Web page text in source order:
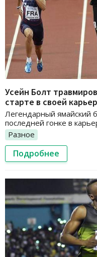
Усейн Болт
старте в своей
Легендарный ямайский
последней гонке в
Разное
Подробнее